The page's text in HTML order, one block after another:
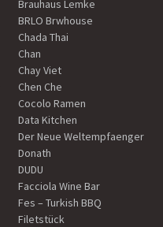
Brauhaus Lemke
BRLO Brwhouse
Chada Thai
Chan
Chay Viet
Chen Che
Cocolo Ramen
Data Kitchen
Der Neue Weltempfaenger
Donath
DUDU
Facciola Wine Bar
Fes – Turkish BBQ
Filetstück